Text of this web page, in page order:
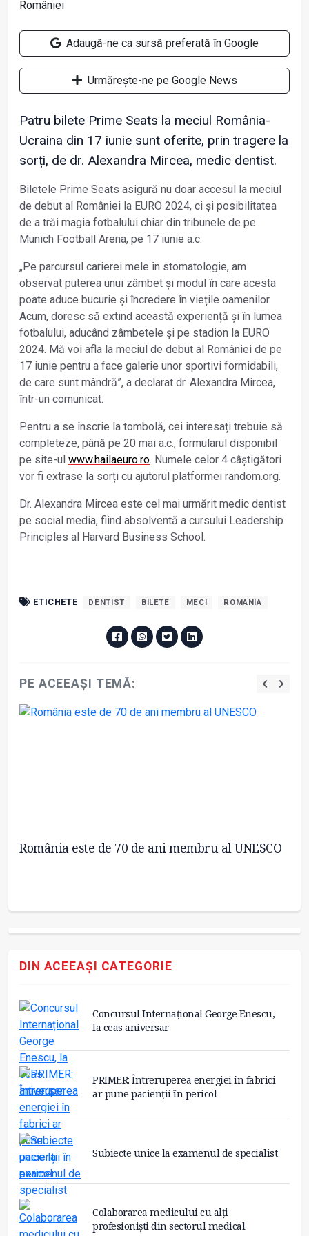
Adaugă-ne ca sursă preferată în Google
Urmărește-ne pe Google News
Patru bilete Prime Seats la meciul România-
Ucraina din 17 iunie sunt oferite, prin tragere la
sorți, de dr. Alexandra Mircea, medic dentist.
Biletele Prime Seats asigură nu doar accesul la meciul
de debut al României la EURO 2024, ci și posibilitatea
de a trăi magia fotbalului chiar din tribunele de pe
Munich Football Arena, pe 17 iunie a.c.
„Pe parcursul carierei mele în stomatologie, am
observat puterea unui zâmbet și modul în care acesta
poate aduce bucurie și încredere în viețile oamenilor.
Acum, doresc să extind această experiență și în lumea
fotbalului, aducând zâmbetele și pe stadion la EURO
2024. Mă voi afla la meciul de debut al României de pe
17 iunie pentru a face galerie unor sportivi formidabili,
de care sunt mândră”, a declarat dr. Alexandra Mircea,
într-un comunicat.
Pentru a se înscrie la tombolă, cei interesați trebuie să
completeze, până pe 20 mai a.c., formularul disponibil
pe site-ul www.hailaeuro.ro. Numele celor 4 câștigători
vor fi extrase la sorți cu ajutorul platformei random.org.
Dr. Alexandra Mircea este cel mai urmărit medic dentist
pe social media, fiind absolventă a cursului Leadership
Principles al Harvard Business School.
ETICHETE DENTIST BILETE MECI ROMANIA
PE ACEEAȘI TEMĂ:
România este de 70 de ani membru al UNESCO
DIN ACEEAȘI CATEGORIE
Concursul Internațional George Enescu,
la ceas aniversar
PRIMER: Întreruperea energiei în fabrici
ar pune pacienții în pericol
Subiecte unice la examenul de specialist
Colaborarea medicului cu alți
profesioniști din sectorul medical